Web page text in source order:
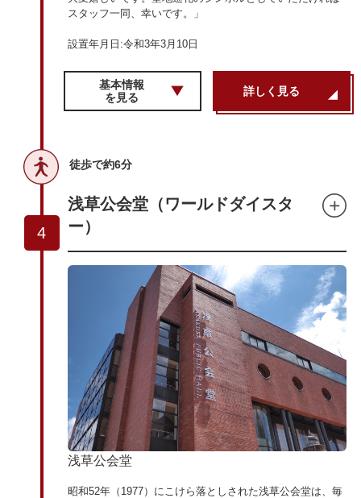
スタッフ一同、幸いです。」
設置年月日:令和3年3月10日
基本情報
を見る
詳しく見る
徒歩で約6分
4
浅草公会堂（ワールドダイスタ
ー）
浅草公会堂
昭和52年（1977）にこけら落としされた浅草公会堂は、毎